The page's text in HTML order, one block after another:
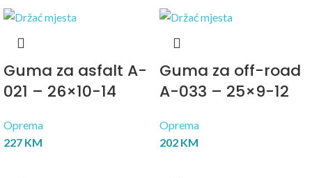
Guma za asfalt A-
021 – 26×10-14
Oprema
227 KM
Guma za off-road
A-033 – 25×9-12
Oprema
202 KM